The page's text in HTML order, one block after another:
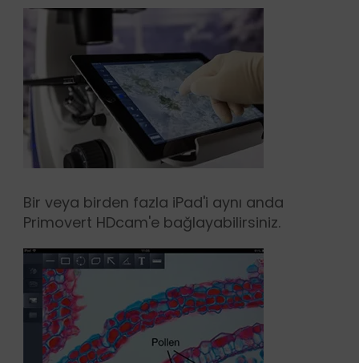
Bir veya birden fazla iPad'i aynı anda
Primovert HDcam'e bağlayabilirsiniz.